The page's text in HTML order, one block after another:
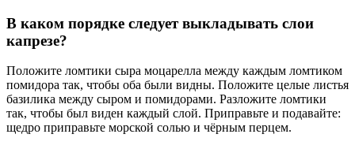
В каком порядке следует выкладывать слои
капрезе?
Положите ломтики сыра моцарелла между каждым ломтиком
помидора так, чтобы оба были видны. Положите целые листья
базилика между сыром и помидорами. Разложите ломтики
так, чтобы был виден каждый слой. Приправьте и подавайте:
щедро приправьте морской солью и чёрным перцем.